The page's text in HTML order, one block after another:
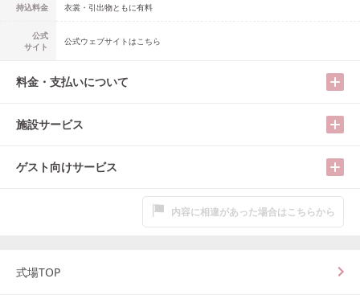
持込料金 衣裳・引出物ともに有料
公式
サイト
公式ウェブサイトはこちら
料金・支払いについて
施設サービス
ゲスト向けサービス
内容に相違があった場合はこちらから
式場TOP